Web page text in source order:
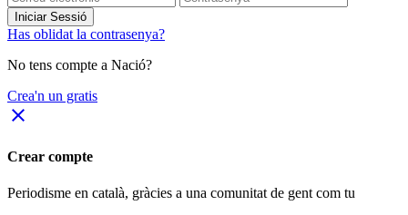
Iniciar Sessió
Has oblidat la contrasenya?
No tens compte a Nació?
Crea'n un gratis
close
Crear compte
Periodisme en català, gràcies a una comunitat de gent com tu